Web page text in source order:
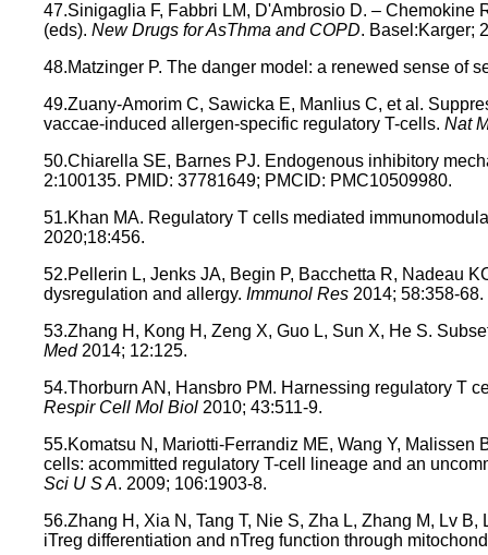
47.Sinigaglia F, Fabbri LM, D'Ambrosio D. – Chemokine
(eds). New Drugs for AsThma and COPD. Basel:Karger;
48.Matzinger P. The danger model: a renewed sense of
49.Zuany-Amorim C, Sawicka E, Manlius C, et al.
vaccae-induced allergen-specific regulatory T-cells. Nat
50.Chiarella SE, Barnes PJ. Endogenous inhibitory
2:100135. PMID: 37781649; PMCID: PMC10509980.
51.Khan MA. Regulatory T cells mediated
2020;18:456.
52.Pellerin L, Jenks JA, Begin P, Bacchetta R, Nadeau
dysregulation and allergy. Immunol Res 2014; 58:358-68.
53.Zhang H, Kong H, Zeng X, Guo L, Sun X, He S.
Med2014; 12:125.
54.Thorburn AN, Hansbro PM. Harnessing regulatory T
Respir Cell Mol Biol 2010; 43:511-9.
55.Komatsu N, Mariotti-Ferrandiz ME, Wang Y,
cells: acommitted regulatory T-cell lineage and an
Sci U S A. 2009; 106:1903-8.
56.Zhang H, Xia N, Tang T, Nie S, Zha L, Zhang M, Lv
iTreg differentiation and nTreg function through